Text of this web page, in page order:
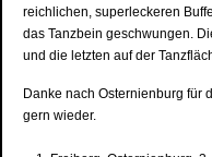
reichlichen, superleckeren
das Tanzbein geschwungen.
und die letzten auf der
Danke nach Osternienburg für
gern wieder.